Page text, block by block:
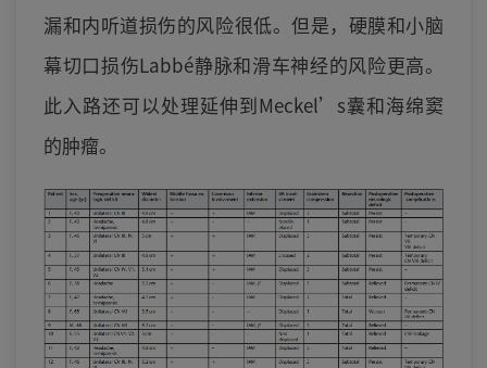
漏和内听道损伤的风险很低。但是，硬膜和小脑
幕切口损伤Labbé静脉和滑车神经的风险更高。
此入路还可以处理延伸到Meckel’s囊和海绵窦
的肿瘤。